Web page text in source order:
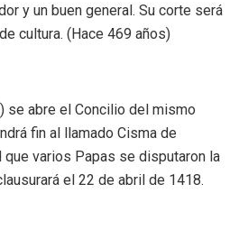
y un buen general. Su corte será
cultura. (Hace 469 años)
se abre el Concilio del mismo
fin al llamado Cisma de
varios Papas se disputaron la
el 22 de abril de 1418.